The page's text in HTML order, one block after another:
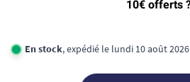
En stock, expédié le lundi 10 août 2026